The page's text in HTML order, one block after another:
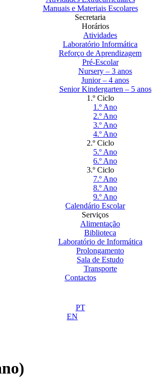
Manuais e Materiais Escolares
Secretaria
Horários
Atividades
Laboratório Informática
Reforço de Aprendizagem
Pré-Escolar
Nursery – 3 anos
Junior – 4 anos
Senior Kindergarten – 5 anos
1.º Ciclo
1.º Ano
2.º Ano
3.º Ano
4.º Ano
2.º Ciclo
5.º Ano
6.º Ano
3.º Ciclo
7.º Ano
8.º Ano
9.º Ano
Calendário Escolar
Serviços
Alimentação
Biblioteca
Laboratório de Informática
Prolongamento
Sala de Estudo
Transporte
Contactos
PT
EN